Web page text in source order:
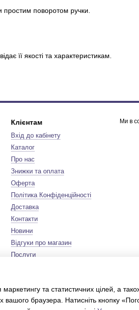
простим поворотом ручки.
її якості та характеристикам.
Клієнтам
Вхід до кабінету
Каталог
Про нас
Знижки та оплата
Оферта
Політика Конфіденційності
Доставка
Контакти
Новини
Відгуки про магазин
Послуги
Сертифікати
Ми в
та статистичних цілей, а
браузера. Натисніть кнопку